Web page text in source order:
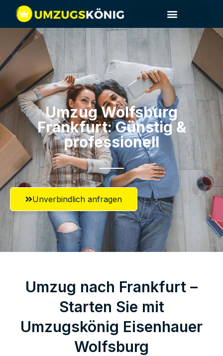
Umzug Wolfsburg​
Frankfurt: Günstig &
professionell​
Unverbindlich anfragen
Umzug nach Frankfurt –
Starten Sie mit
Umzugskönig Eisenhauer
Wolfsburg